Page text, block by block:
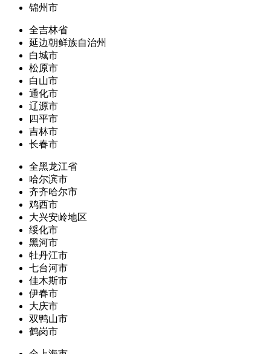
锦州市
全吉林省
延边朝鲜族自治州
白城市
松原市
白山市
通化市
辽源市
四平市
吉林市
长春市
全黑龙江省
哈尔滨市
齐齐哈尔市
鸡西市
大兴安岭地区
绥化市
黑河市
牡丹江市
七台河市
佳木斯市
伊春市
大庆市
双鸭山市
鹤岗市